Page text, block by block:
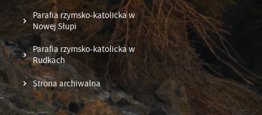
Parafia rzymsko-katolicka w
Nowej Słupi
Parafia rzymsko-katolicka w
Rudkach
Strona archiwalna